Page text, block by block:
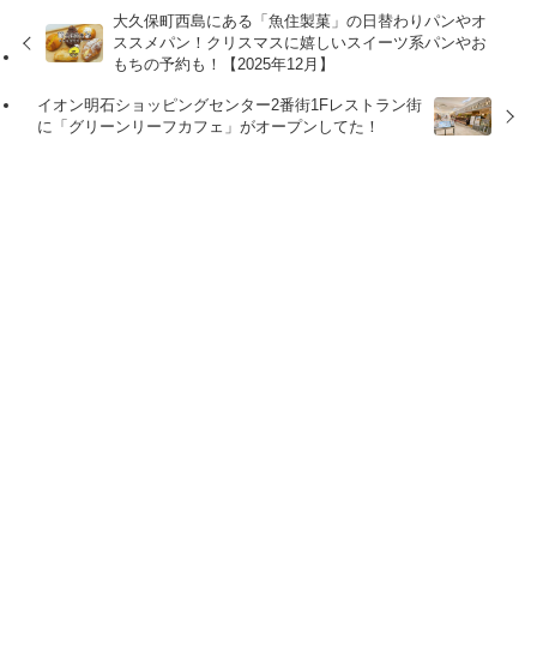
大久保町西島にある「魚住製菓」の日替わりパンやオ
ススメパン！クリスマスに嬉しいスイーツ系パンやお
もちの予約も！【2025年12月】
イオン明石ショッピングセンター2番街1Fレストラン街
に「グリーンリーフカフェ」がオープンしてた！